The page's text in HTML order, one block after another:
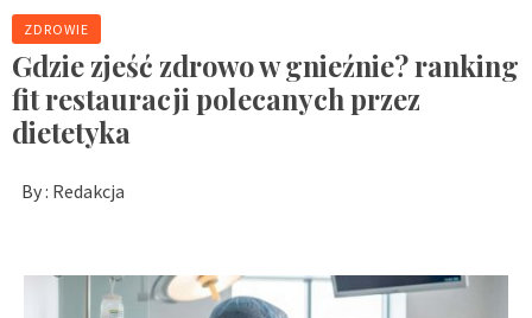
ZDROWIE
Gdzie zjeść zdrowo w gnieźnie? ranking
fit restauracji polecanych przez
dietetyka
By : Redakcja